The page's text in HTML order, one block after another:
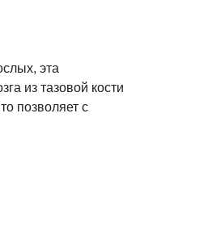
эта
из тазовой кости
позволяет с